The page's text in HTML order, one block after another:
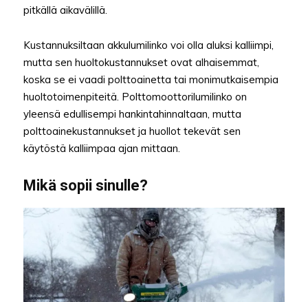
pitkällä aikavälillä.
Kustannuksiltaan akkulumilinko voi olla aluksi kalliimpi,
mutta sen huoltokustannukset ovat alhaisemmat,
koska se ei vaadi polttoainetta tai monimutkaisempia
huoltotoimenpiteitä. Polttomoottorilumilinko on
yleensä edullisempi hankintahinnaltaan, mutta
polttoainekustannukset ja huollot tekevät sen
käytöstä kalliimpaa ajan mittaan.
Mikä sopii sinulle?